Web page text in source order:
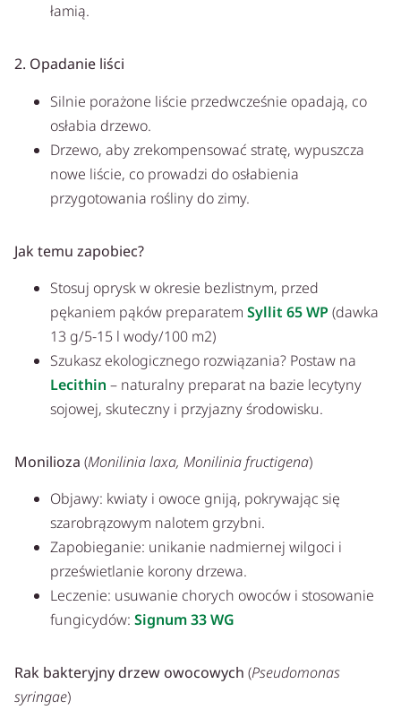
łamią.
2. Opadanie liści
Silnie porażone liście przedwcześnie opadają, co
osłabia drzewo.
Drzewo, aby zrekompensować stratę, wypuszcza
nowe liście, co prowadzi do osłabienia
przygotowania rośliny do zimy.
Jak temu zapobiec?
Stosuj oprysk w okresie bezlistnym, przed
pękaniem pąków preparatem Syllit 65 WP (dawka
13 g/5-15 l wody/100 m2)
Szukasz ekologicznego rozwiązania? Postaw na
Lecithin – naturalny preparat na bazie lecytyny
sojowej, skuteczny i przyjazny środowisku.
Monilioza (Monilinia laxa, Monilinia fructigena)
Objawy: kwiaty i owoce gniją, pokrywając się
szarobrązowym nalotem grzybni.
Zapobieganie: unikanie nadmiernej wilgoci i
prześwietlanie korony drzewa.
Leczenie: usuwanie chorych owoców i stosowanie
fungicydów: Signum 33 WG
Rak bakteryjny drzew owocowych (Pseudomonas
syringae)